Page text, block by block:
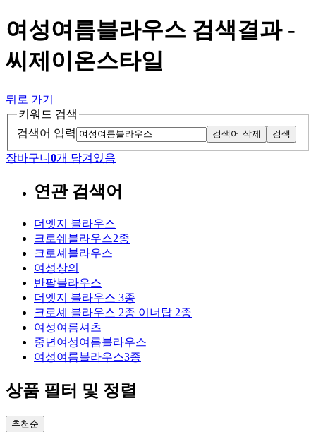
여성여름블라우스 검색결과 -
씨제이온스타일
뒤로 가기
키워드 검색
검색어 입력
검색어 삭제 검색
장바구니 0개 담겨있음
연관 검색어
더엣지 블라우스
크로쉐블라우스2종
크로셰블라우스
여성상의
반팔블라우스
더엣지 블라우스 3종
크로셰 블라우스 2종 이너탑 2종
여성여름셔츠
중년여성여름블라우스
여성여름블라우스3종
상품 필터 및 정렬
추천순